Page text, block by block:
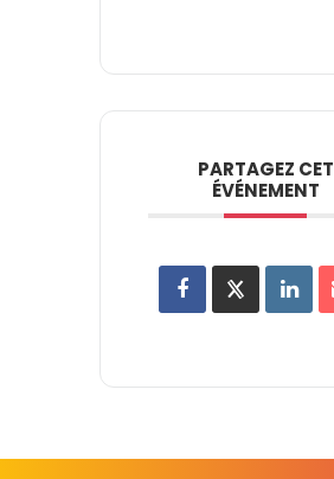
PARTAGEZ CET
ÉVÉNEMENT